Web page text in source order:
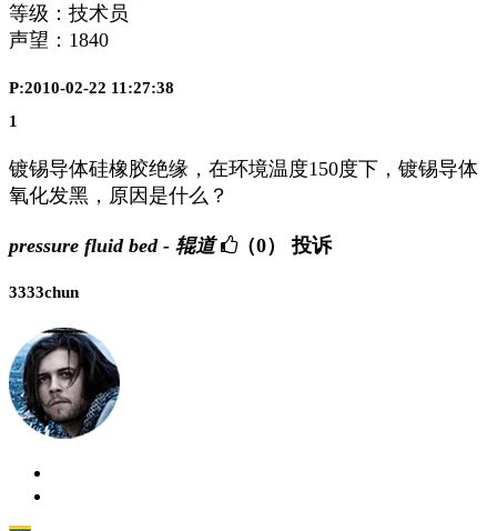
等级：技术员
声望： 1840
P:2010-02-22 11:27:38
1
镀锡导体硅橡胶绝缘，在环境温度150度下，镀锡导体
氧化发黑，原因是什么？
pressure fluid bed - 辊道 （0） 投诉
3333chun